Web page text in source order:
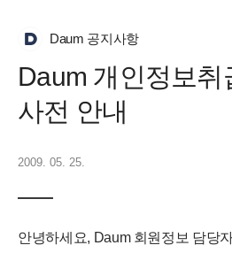
Daum 공지사항
Daum 개인정보취
사전 안내
2009. 05. 25.
안녕하세요, Daum 회원정보 담당